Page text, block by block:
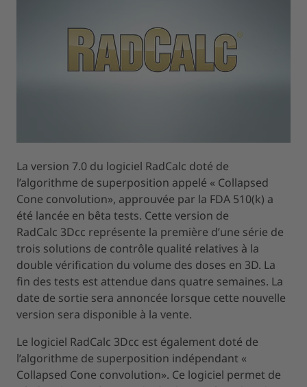
La version 7.0 du logiciel RadCalc doté de
l’algorithme de superposition appelé « Collapsed
Cone convolution», approuvée par la FDA 510(k) a
été lancée en bêta tests. Cette version de
RadCalc 3Dcc représente la première d’une série de
trois solutions de contrôle qualité relatives à la
double vérification du volume des doses en 3D. La
fin des tests est attendue dans quatre semaines. La
date de sortie sera annoncée lorsque cette nouvelle
version sera disponible à la vente.
Le logiciel RadCalc 3Dcc est également doté de
l’algorithme de superposition indépendant «
Collapsed Cone convolution». Ce logiciel permet de